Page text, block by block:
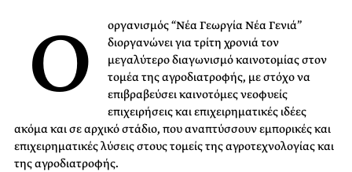
Ο
οργανισμός “Νέα Γεωργία Νέα Γενιά”
διοργανώνει για τρίτη χρονιά τον
μεγαλύτερο διαγωνισμό καινοτομίας στον
τομέα της αγροδιατροφής, με στόχο να
επιβραβεύσει καινοτόμες νεοφυείς
επιχειρήσεις και επιχειρηματικές ιδέες
ακόμα και σε αρχικό στάδιο, που αναπτύσσουν εμπορικές και
επιχειρηματικές λύσεις στους τομείς της αγροτεχνολογίας και
της αγροδιατροφής.